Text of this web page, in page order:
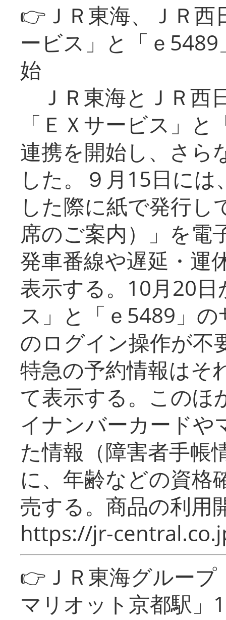
👉ＪＲ東海、ＪＲ
ービス」と「ｅ
始
ＪＲ東海とＪＲ西
「ＥＸサービス」
連携を開始し、さら
した。９月15日に
した際に紙で発行し
席のご案内）」を電
発車番線や遅延・運
表示する。10月20
ス」と「ｅ5489」
のログイン操作が不
特急の予約情報はそ
て表示する。このほ
イナンバーカードや
た情報（障害者手帳
に、年齢などの資格
売する。商品の利用
https://jr-
👉ＪＲ東海グルー
マリオット京都駅」